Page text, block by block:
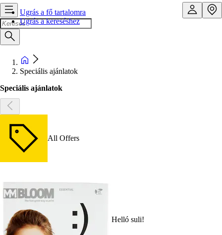
Ugrás a fő tartalomra
Ugrás a kereséshez
Speciális ajánlatok
Speciális ajánlatok
All Offers
Helló suli!